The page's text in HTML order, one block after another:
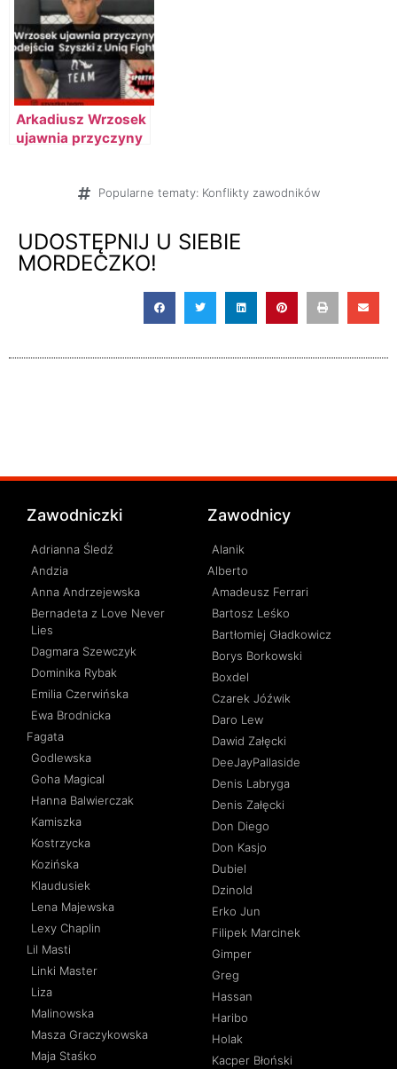
Arkadiusz Wrzosek
ujawnia przyczyny
Szyszki z UniqPopularne tematy: Konflikty zawodników
UDOSTĘPNIJ U SIEBIE
MORDECZKO!
Zawodniczki
Adrianna Śledź
Andzia
Anna Andrzejewska
Bernadeta z Love Never
Lies
Dagmara Szewczyk
Dominika Rybak
Emilia Czerwińska
Ewa Brodnicka
Fagata
Godlewska
Goha Magical
Hanna Balwierczak
Kamiszka
Kostrzycka
Kozińska
Klaudusiek
Lena Majewska
Lexy Chaplin
Lil Masti
Linki Master
Liza
Malinowska
Masza Graczykowska
Maja Staśko
Zawodnicy
Alanik
Alberto
Amadeusz Ferrari
Bartosz Leśko
Bartłomiej Gładkowicz
Borys Borkowski
Boxdel
Czarek Jóźwik
Daro Lew
Dawid Załęcki
DeeJayPallaside
Denis Labryga
Denis Załęcki
Don Diego
Don Kasjo
Dubiel
Dzinold
Erko Jun
Filipek Marcinek
Gimper
Greg
Hassan
Haribo
Holak
Kacper Błoński